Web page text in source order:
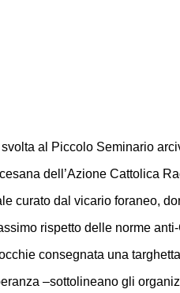
svolta al Piccolo Seminario
dell’Azione Cattolica
curato dal vicario foraneo,
rispetto delle norme
consegnata una
–sottolineano gli